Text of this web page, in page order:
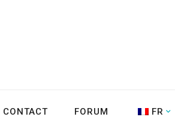
CONTACT FORUM FR